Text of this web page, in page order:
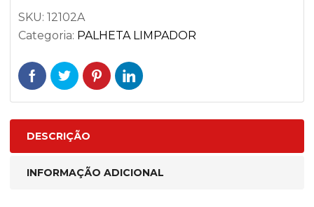
SKU: 12102A
Categoria: PALHETA LIMPADOR
DESCRIÇÃO
INFORMAÇÃO ADICIONAL